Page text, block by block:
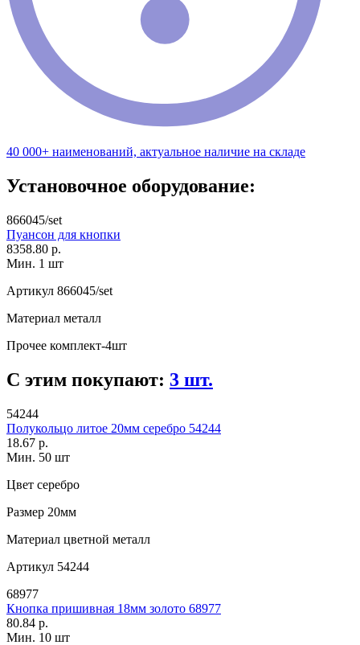
40 000+ наименований, актуальное наличие на складе
Установочное оборудование:
866045/set
Пуансон для кнопки
8358.80 р.
Мин. 1 шт
Артикул 866045/set
Материал металл
Прочее комплект-4шт
С этим покупают: 3 шт.
54244
Полукольцо литое 20мм серебро 54244
18.67 р.
Мин. 50 шт
Цвет серебро
Размер 20мм
Материал цветной металл
Артикул 54244
68977
Кнопка пришивная 18мм золото 68977
80.84 р.
Мин. 10 шт